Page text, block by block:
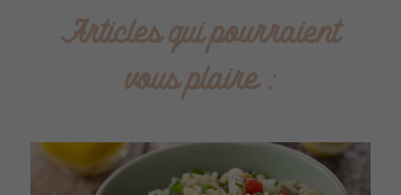
Articles qui pourraient
vous plaire :